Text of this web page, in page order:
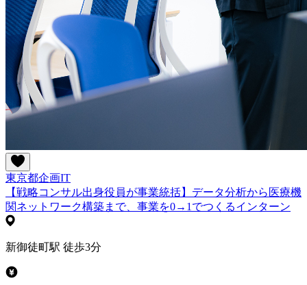
東京都企画IT
【戦略コンサル出身役員が事業統括】データ分析から医療機
関ネットワーク構築まで、事業を0→1でつくるインターン
新御徒町駅 徒歩3分